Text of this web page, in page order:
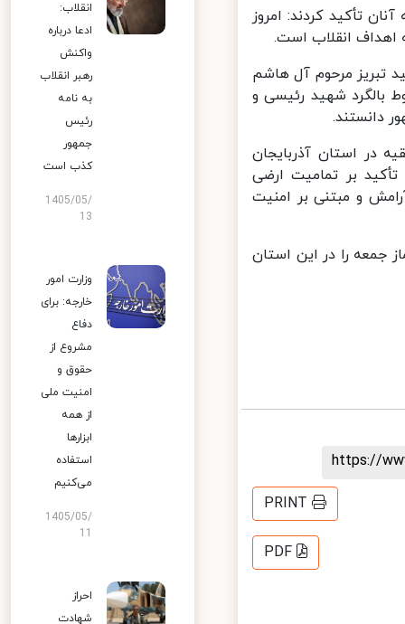
تأکید کردند: امروز
انقلاب است.
مرحوم آل هاشم
بالگرد شهید رئیسی و
دانستند.
در استان آذربایجان
بر تمامیت ارضی
و مبتنی بر امنیت
را در این استان
https://
PRINT
PDF
انقلاب:
ادعا درباره
واکنش
رهبر انقلاب
به نامه
رئیس
جمهور
کذب است
1405/05/
13
وزارت امور
خارجه: برای
دفاع
مشروع از
حقوق و
امنیت ملی
از همه
ابزارها
استفاده
می‌کنیم
1405/05/
احراز
شهادت